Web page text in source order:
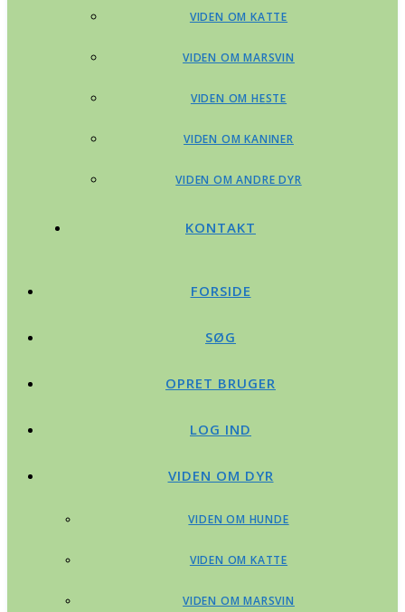
VIDEN OM KATTE
VIDEN OM MARSVIN
VIDEN OM HESTE
VIDEN OM KANINER
VIDEN OM ANDRE DYR
KONTAKT
FORSIDE
SØG
OPRET BRUGER
LOG IND
VIDEN OM DYR
VIDEN OM HUNDE
VIDEN OM KATTE
VIDEN OM MARSVIN